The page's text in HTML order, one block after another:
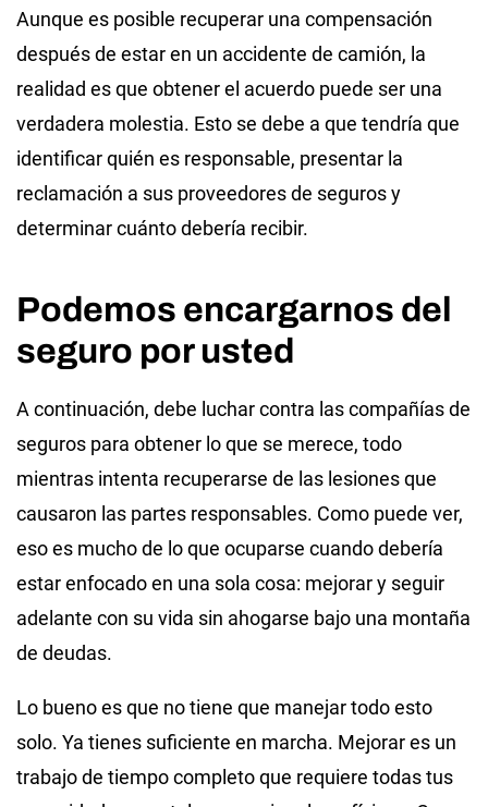
Aunque es posible recuperar una compensación
después de estar en un accidente de camión, la
realidad es que obtener el acuerdo puede ser una
verdadera molestia. Esto se debe a que tendría que
identificar quién es responsable, presentar la
reclamación a sus proveedores de seguros y
determinar cuánto debería recibir.
Podemos encargarnos del
seguro por usted
A continuación, debe luchar contra las compañías de
seguros para obtener lo que se merece, todo
mientras intenta recuperarse de las lesiones que
causaron las partes responsables. Como puede ver,
eso es mucho de lo que ocuparse cuando debería
estar enfocado en una sola cosa: mejorar y seguir
adelante con su vida sin ahogarse bajo una montaña
de deudas.
Lo bueno es que no tiene que manejar todo esto
solo. Ya tienes suficiente en marcha. Mejorar es un
trabajo de tiempo completo que requiere todas tus